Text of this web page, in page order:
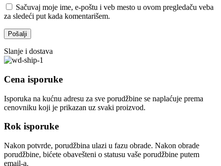
Sačuvaj moje ime, e-poštu i veb mesto u ovom pregledaču veba
za sledeći put kada komentarišem.
Slanje i dostava
Cena isporuke
Isporuka na kućnu adresu za sve porudžbine se naplaćuje prema
cenovniku koji je prikazan uz svaki proizvod.
Rok isporuke
Nakon potvrde, porudžbina ulazi u fazu obrade. Nakon obrade
porudžbine, bićete obavešteni o statusu vaše porudžbine putem
email-a.